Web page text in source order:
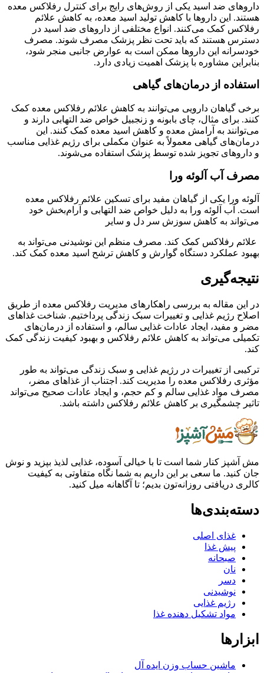
داروهای ضد اسید یکی از روش‌های رایج برای کنترل رفلاکس معده
هستند. این داروها با کاهش تولید اسید معده، به کاهش علائم
رفلاکس کمک می‌کنند. انواع مختلفی از داروهای ضد اسید در
دسترس هستند که باید تحت نظر پزشک مصرف شوند. مصرف
خودسرانه این داروها ممکن است به عوارض جانبی منجر شود،
بنابراین مشاوره با پزشک اهمیت زیادی دارد.
استفاده از درمان‌های گیاهی
برخی گیاهان دارویی می‌توانند به کاهش علائم رفلاکس معده کمک
کنند. برای مثال، چای بابونه و زنجبیل خواص ضد التهابی دارند و
می‌توانند به آرامش معده و کاهش اسید معده کمک کنند. این
درمان‌های گیاهی معمولاً به عنوان مکملی برای رژیم غذایی مناسب
و داروهای تجویز شده توسط پزشک استفاده می‌شوند.
مصرف آب آلوئه ورا
آلوئه ورا یکی از گیاهان مفید برای تسکین علائم رفلاکس معده
است. آب آلوئه ورا به دلیل خواص ضد التهابی و آرام‌بخش خود
می‌تواند به کاهش سوزش سر دل و سایر
علائم رفلاکس کمک کند. مصرف منظم این نوشیدنی می‌تواند به
بهبود عملکرد دستگاه گوارش و کاهش ترشح اسید معده کمک کند.
نتیجه‌گیری
در این مقاله به بررسی راهکارهای مدیریت رفلاکس معده از طریق
اصلاح رژیم غذایی و تغییرات سبک زندگی پرداختیم. شناخت غذاهای
مضر و مفید، ایجاد عادات غذایی سالم، و استفاده از درمان‌های
تکمیلی می‌تواند به کاهش علائم رفلاکس و بهبود کیفیت زندگی کمک
کند.
ترکیبی از تغییرات در رژیم غذایی و سبک زندگی می‌تواند به طور
مؤثری رفلاکس معده را مدیریت کند. اجتناب از غذاهای مضر،
مصرف مواد غذایی سالم و کم حجم، و ایجاد عادات صحیح می‌تواند
تاثیر چشمگیری بر کاهش علائم رفلاکس داشته باشد.
مش آشپز کنار شما است تا با خیالی آسوده، غذایی لذیذ بپزید و نوش
جان کنید. ما سعی بر این داریم به شما نگاه متفاوتی به کیفیت
کالری دریافتی روزانه‌تون بدیم؛ تا آگاهانه میل کنید.
دسته‌بندی‌ها
غذای اصلی
پیش غذا
صبحانه
نان
دسر
نوشیدنی
رژیم غذایی
مواد تشکیل دهنده غذا
ابزارها
ماشین حساب وزن ایده آل